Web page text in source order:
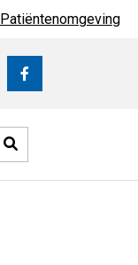
Patiëntenomgeving
Bezoek
facebook
Zoeken